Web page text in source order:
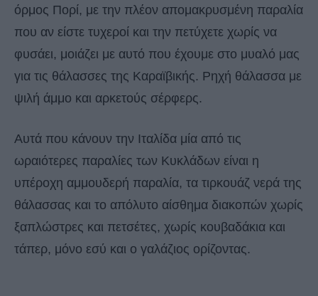
όρμος Πορί, με την πλέον απομακρυσμένη παραλία
που αν είστε τυχεροί και την πετύχετε χωρίς να
φυσάει, μοιάζει με αυτό που έχουμε στο μυαλό μας
για τις θάλασσες της Καραϊβικής. Ρηχή θάλασσα με
ψιλή άμμο και αρκετούς σέρφερς.
Αυτά που κάνουν την Ιταλίδα μία από τις
ωραιότερες παραλίες των Κυκλάδων είναι η
υπέροχη αμμουδερή παραλία, τα τιρκουάζ νερά της
θάλασσας και το απόλυτο αίσθημα διακοπών χωρίς
ξαπλώστρες και πετσέτες, χωρίς κουβαδάκια και
τάπερ, μόνο εσύ και ο γαλάζιος ορίζοντας.